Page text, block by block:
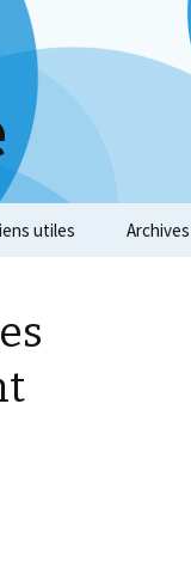
utiles Archives